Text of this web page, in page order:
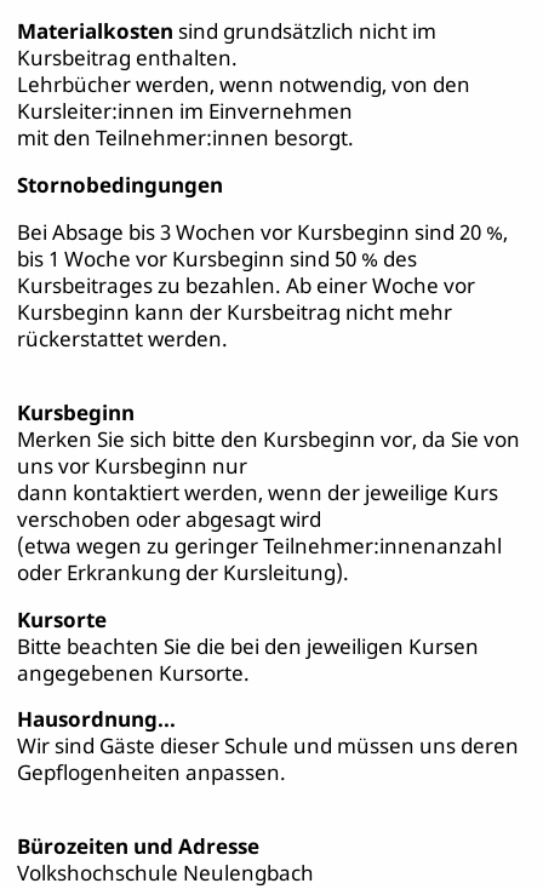
Materialkosten sind grundsätzlich nicht im
Kursbeitrag enthalten.
Lehrbücherwerden, wenn notwendig, von den
Kursleiter:innen im Einvernehmen
mit den Teilnehmer:innen besorgt.
Stornobedingungen
Bei Absage bis 3 Wochen vor Kursbeginn sind 20 %,
bis 1 Woche vor Kursbeginn sind 50 % des
Kursbeitrages zu bezahlen. Ab einer Woche vor
Kursbeginn kann der Kursbeitrag nicht mehr
rückerstattet werden.
Kursbeginn
Merken Sie sich bitte den Kursbeginn vor, da Sie von
uns vor Kursbeginn nur
dann kontaktiert werden, wenn der jeweilige Kurs
verschoben oder abgesagt wird
(etwa wegen zu geringer Teilnehmer:innenanzahl
oder Erkrankung der Kursleitung).
Kursorte
Bitte beachten Sie die bei den jeweiligen Kursen
angegebenen Kursorte.
Hausordnung...
Wir sind Gäste dieser Schule und müssen uns deren
Gepflogenheiten anpassen.
Bürozeiten und Adresse
Volkshochschule Neulengbach